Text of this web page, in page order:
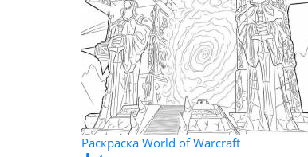
Раскраска World of Warcraft